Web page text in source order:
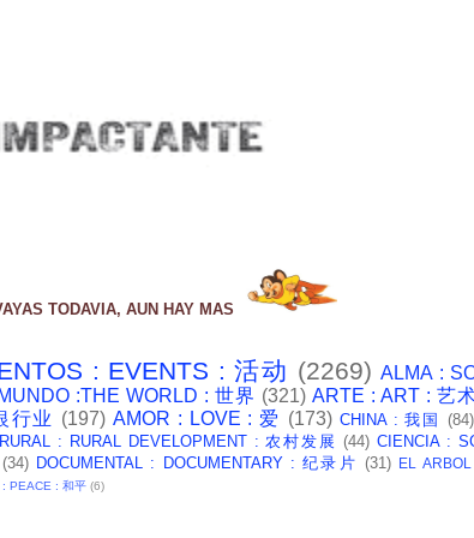
TODAVIA, AUN HAY MAS
: EVENTS : 活动 (2269) ALMA :
:THE WORLD : 世界 (321) ARTE : ART : 艺
行业 (197) AMOR : LOVE : 爱 (173) CHINA : 我国 (84)
: RURAL DEVELOPMENT : 农村发展 (44) CIENCIA :
(34) DOCUMENTAL : DOCUMENTARY : 纪录片 (31) EL
: PEACE : 和平 (6)